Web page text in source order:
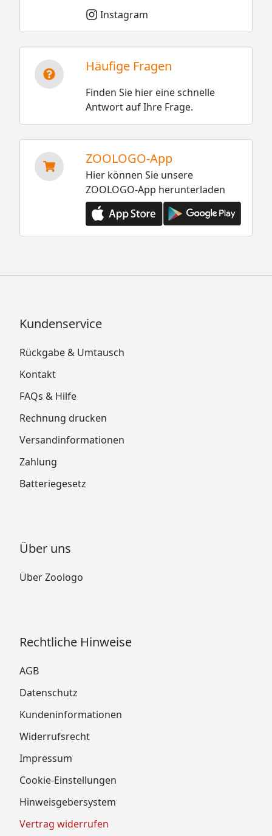
Instagram
Häufige Fragen
Finden Sie hier eine schnelle
Antwort auf Ihre Frage.
ZOOLOGO-App
Hier können Sie unsere
ZOOLOGO-App herunterladen
Kundenservice
Rückgabe & Umtausch
Kontakt
FAQs & Hilfe
Rechnung drucken
Versandinformationen
Zahlung
Batteriegesetz
Über uns
Über Zoologo
Rechtliche Hinweise
AGB
Datenschutz
Kundeninformationen
Widerrufsrecht
Impressum
Cookie-Einstellungen
Hinweisgebersystem
Vertrag widerrufen